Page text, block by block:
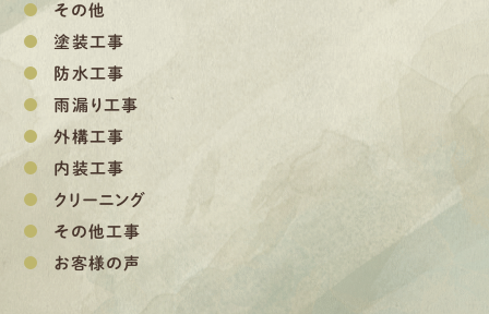
その他
塗装工事
防水工事
雨漏り工事
外構工事
内装工事
クリーニング
その他工事
お客様の声